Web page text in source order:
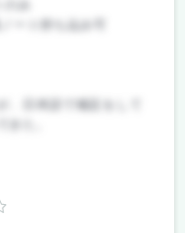
ート持ち込み可
、日本語で補足をして
きた。